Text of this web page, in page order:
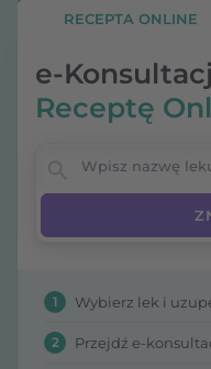
RECEPTA ONLINE
e-
Receptę
Wpisz nazwę leku
1 Wybierz lek i
2 Przejdź e-